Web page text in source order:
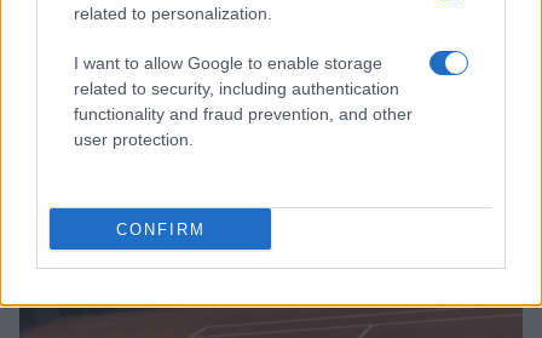
related to personalization.
I want to allow Google to enable storage
related to security, including authentication
functionality and fraud prevention, and other
user protection.
CONFIRM
Australian Open, il sospiro di sollievo di
Berrettini
Dopo aver sconfitto Khachanov in tre set, il romano parla
dell'infortunio patito nella terza frazione.